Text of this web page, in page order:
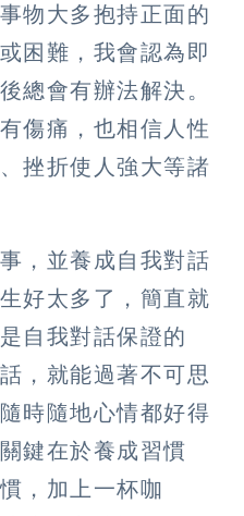
物大多抱持正面的
困難，我會認為即
總會有辦法解決。
傷痛，也相信人性
挫折使人強大等諸
，並養成自我對話
好太多了，簡直就
自我對話保證的
，就能過著不可思
時隨地心情都好得
鍵在於養成習慣
，加上一杯咖